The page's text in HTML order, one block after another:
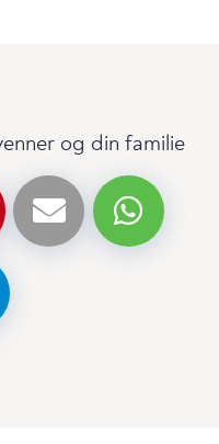
og din familie